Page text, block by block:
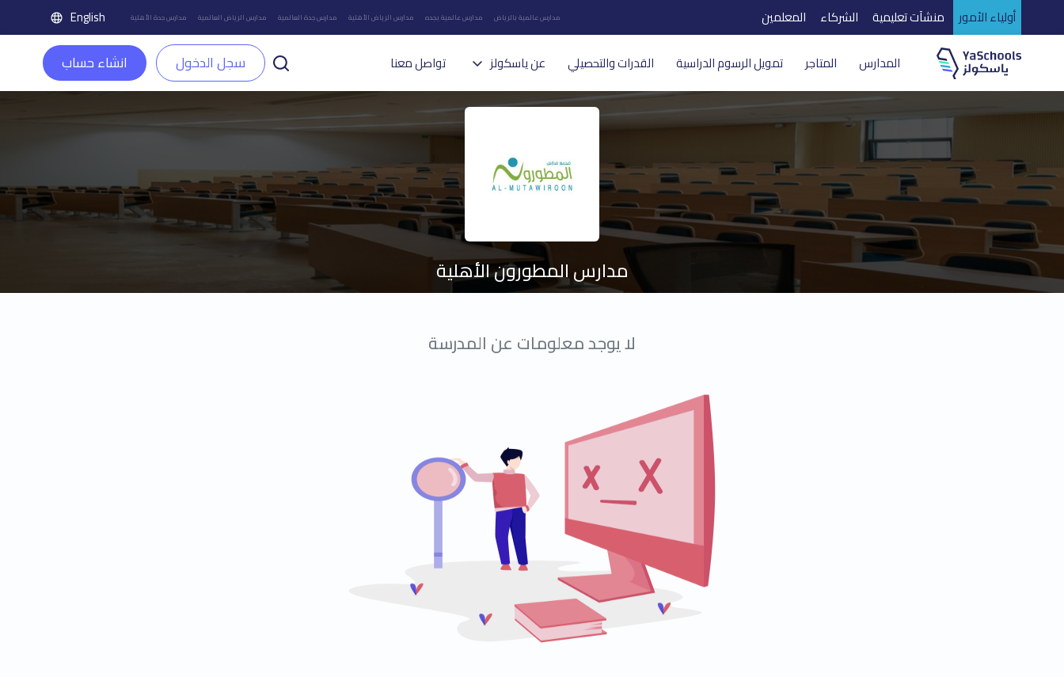
أولياء الأمور منشآت تعليمية الشركاء المعلمين مدارس عالمية بالرياض مدارس عالمية بجده مدارس الرياض الأهلية مدارس جدة العالمية مدارس الرياض العالمية مدارس جدة الأهلية English
المدارس المتاجر تمويل الرسوم الدراسية القدرات والتحصيلي عن ياسكولز تواصل معنا سجل الدخول انشاء حساب
مدارس المطورون الأهلية
لا يوجد معلومات عن المدرسة